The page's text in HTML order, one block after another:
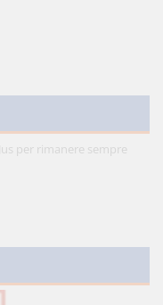
per rimanere sempre